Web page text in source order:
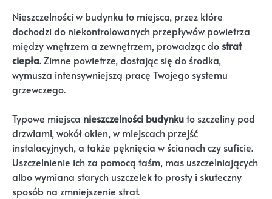
Nieszczelności w budynku to miejsca, przez które
dochodzi do niekontrolowanych przepływów powietrza
między wnętrzem a zewnętrzem, prowadząc do strat
ciepła. Zimne powietrze, dostając się do środka,
wymusza intensywniejszą pracę Twojego systemu
grzewczego.
Typowe miejsca nieszczelności budynkuto szczeliny pod
drzwiami, wokół okien, w miejscach przejść
instalacyjnych, a także pęknięcia w ścianach czy suficie.
Uszczelnienie ich za pomocą taśm, mas uszczelniających
albo wymiana starych uszczelek to prosty i skuteczny
sposób na zmniejszenie strat.